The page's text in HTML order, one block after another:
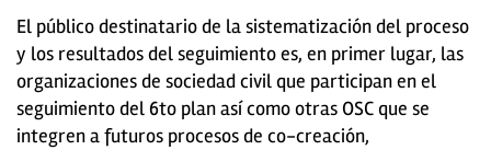
El público destinatario de la sistematización del proceso
y los resultados del seguimiento es, en primer lugar, las
organizaciones de sociedad civil que participan en el
seguimiento del 6to plan así como otras OSC que se
integren a futuros procesos de co-creación,